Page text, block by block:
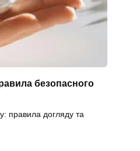
безопасного
правила догляду та